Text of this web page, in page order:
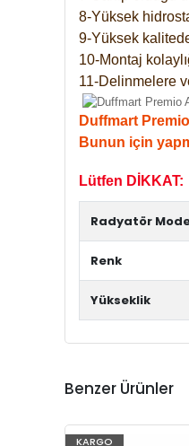
8-Yüksek
9-Yüksek
10-Montaj
11-Delinmelere
Duffmart
Bunun için
Lütfen DİKKAT:
Radyatör
Renk
Yükseklik
Benzer Ürünler
KARGO